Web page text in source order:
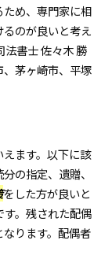
め、専門家に相
のが良いと考え
法書士 佐々木 勝
茅ヶ崎市、平塚
ます。以下に該
の指定、遺贈、
をした方が良いと
す。残された配偶
ります。配偶者